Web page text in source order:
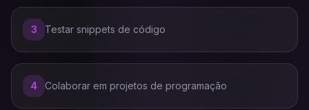
3 Testar snippets de código
4 Colaborar em projetos de programação